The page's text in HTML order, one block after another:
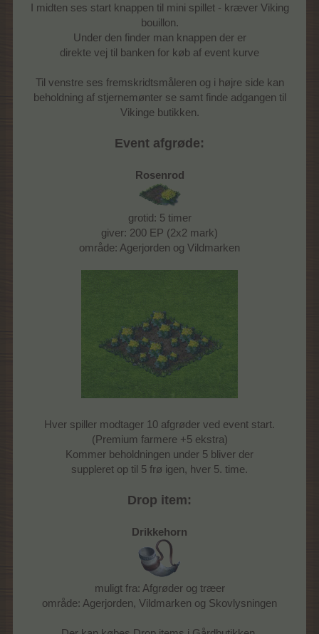
I midten ses start knappen til mini spillet - kræver Viking
bouillon.
Under den finder man knappen der er
direkte vej til banken for køb af event kurve
Til venstre ses fremskridtsmåleren og i højre side kan
beholdning af stjernemønter se samt finde adgangen til
Vikinge butikken.
Event afgrøde:
Rosenrod
grotid: 5 timer
giver: 200 EP (2x2 mark)
område: Agerjorden og Vildmarken
Hver spiller modtager 10 afgrøder ved event start.
(Premium farmere +5 ekstra)
Kommer beholdningen under 5 bliver der
suppleret op til 5 frø igen, hver 5. time.
Drop item:
Drikkehorn
muligt fra: Afgrøder og træer
område: Agerjorden, Vildmarken og Skovlysningen